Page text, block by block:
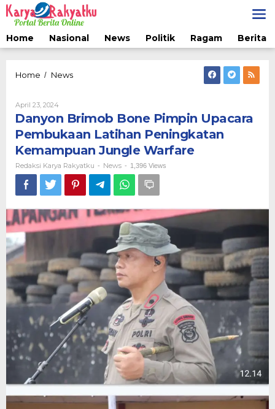
Lewati
ke
konten
Home
Nasional News Politik Ragam Berita
Home / NewsDanyon
Upacara
Pembukaan
Latihan
Peningkatan
Kemampuan
Jungle
Warfare
April 23, 2024Oleh
Redaksi
Karya
Rakyatku
Danyon Brimob Bone Pimpin Upacara
Pembukaan Latihan Peningkatan
Kemampuan Jungle Warfare
Redaksi Karya Rakyatku - News - 1,396 Views